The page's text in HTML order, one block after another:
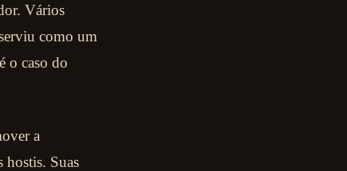
Vários
como um
o caso do
a
hostis. Suas